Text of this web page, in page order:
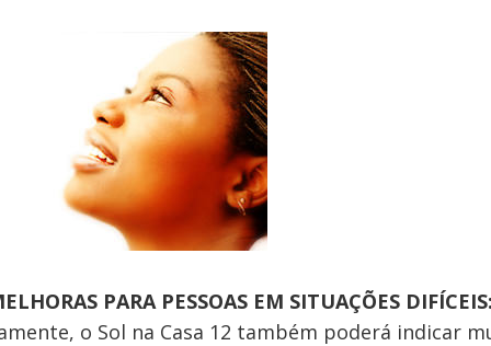
PARA PESSOAS EM SITUAÇÕES
o Sol na Casa 12 também poderá indicar